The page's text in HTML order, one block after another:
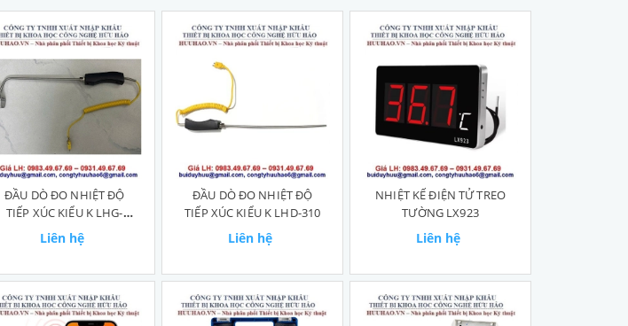
ĐẦU DÒ ĐO NHIỆT ĐỘ
TIẾP XÚC KIỂU K LHG-
600℃
Liên hệ
ĐẦU DÒ ĐO NHIỆT ĐỘ
TIẾP XÚC KIỂU K LHD-310
Liên hệ
NHIỆT KẾ ĐIỆN TỬ TREO
TƯỜNG LX923
Liên hệ